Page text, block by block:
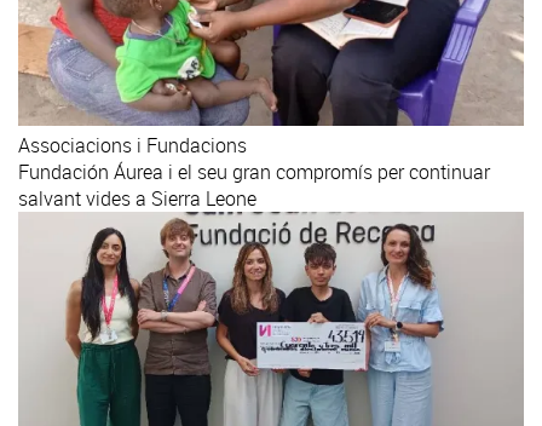
Associacions i Fundacions
Fundación Áurea i el seu gran compromís per continuar
salvant vides a Sierra Leone